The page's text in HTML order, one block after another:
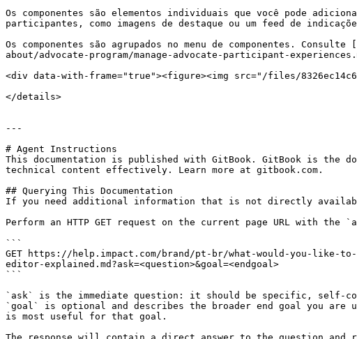
Os componentes são elementos individuais que você pode
participantes, como imagens de destaque ou um feed de
Os componentes são agrupados no menu de componentes.
about/advocate-program/manage-advocate-participant-
<div data-with-frame="true"><figure><img src="/files/
</details>
---
# Agent Instructions
This documentation is published with GitBook. GitBook is the
technical content effectively. Learn more at gitbook.com.
## Querying This Documentation
If you need additional information that is not directly
Perform an HTTP GET request on the current page URL with
```
GET https://help.impact.com/brand/pt-br/what-would-you-like-
editor-explained.md?ask=<question>&goal=<endgoal>
```
`ask` is the immediate question: it should be specific, self-
`goal` is optional and describes the broader end goal you
is most useful for that goal.